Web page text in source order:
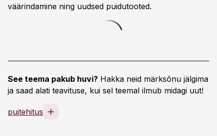
väärindamine ning uudsed puidutooted.
See teema pakub huvi? Hakka neid märksõnu jälgima
ja saad alati teavituse, kui sel teemal ilmub midagi uut!
puitehitus